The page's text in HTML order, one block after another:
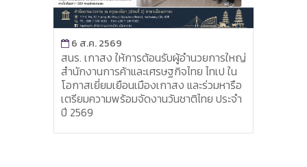
การต้อนรับผู้อำนวยการใหญ่
และเศรษฐกิจไทย ไทเป ใน
นเมืองเกาสง และร่วมหารือ
มจัดงานวันชาติไทย ประจำ
5 ส.ค. 2569
ฝ่ายแรงงานฯ อาบูดาบี รับการตร
ฝ่ายแรงงานในต่างประเทศ ประจำ